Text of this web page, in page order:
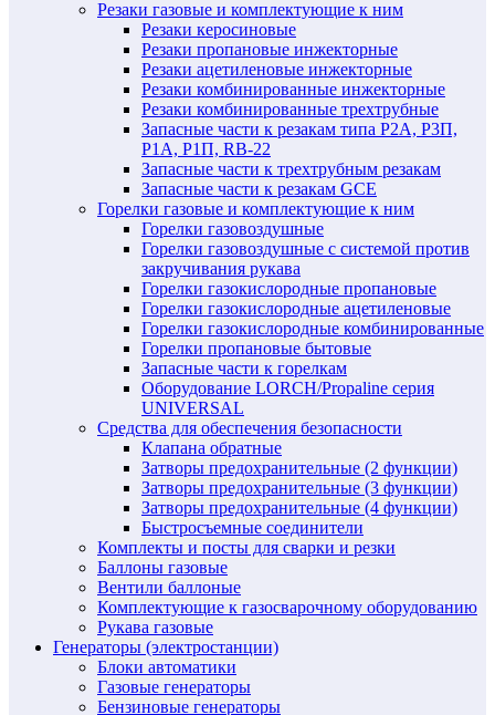
Резаки газовые и комплектующие к ним
Резаки керосиновые
Резаки пропановые инжекторные
Резаки ацетиленовые инжекторные
Резаки комбинированные инжекторные
Резаки комбинированные трехтрубные
Запасные части к резакам типа Р2А, Р3П,
Р1А, Р1П, RB-22
Запасные части к трехтрубным резакам
Запасные части к резакам GCE
Горелки газовые и комплектующие к ним
Горелки газовоздушные
Горелки газовоздушные с системой против
закручивания рукава
Горелки газокислородные пропановые
Горелки газокислородные ацетиленовые
Горелки газокислородные комбинированные
Горелки пропановые бытовые
Запасные части к горелкам
Оборудование LORCH/Propaline серия
UNIVERSAL
Средства для обеспечения безопасности
Клапана обратные
Затворы предохранительные (2 функции)
Затворы предохранительные (3 функции)
Затворы предохранительные (4 функции)
Быстросъемные соединители
Комплекты и посты для сварки и резки
Баллоны газовые
Вентили баллоные
Комплектующие к газосварочному оборудованию
Рукава газовые
Генераторы (электростанции)
Блоки автоматики
Газовые генераторы
Бензиновые генераторы